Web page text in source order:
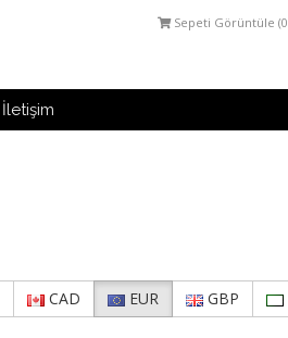
Sepeti Görüntüle (0
İletişim
CAD EUR GBP